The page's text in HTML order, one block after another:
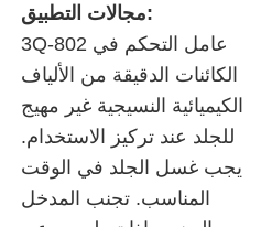
مجالات التطبيق:
3Q-802 عامل التحكم في
الكائنات الدقيقة من الألياف
الكيميائية النسيجية غير مهيج
للجلد عند تركيز الاستخدام.
يجب غسل الجلد في الوقت
المناسب. تجنب المدخل